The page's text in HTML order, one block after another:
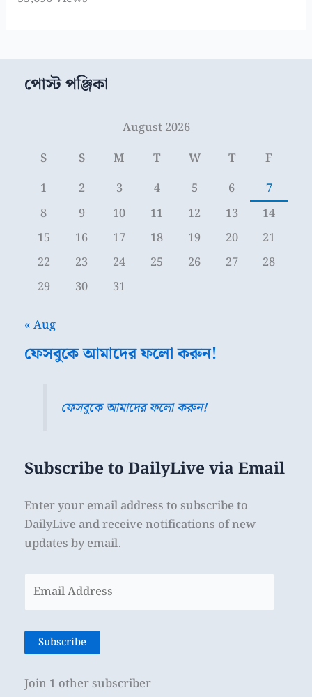
পোস্ট পঞ্জিকা
August 2026
S
S M T W T
F
1
2 3 4 5 6
7
8
9 10 11 12 13
14
15
16 17 18 19 20
21
22
23 24 25 26 27
28
29
30 31
« Aug
ফেসবুকে আমাদের ফলো করুন!
ফেসবুকে আমাদের ফলো করুন!
Subscribe to DailyLive via Email
Enter your email address to subscribe to
DailyLive and receive notifications of new
updates by email.
Address
Subscribe
Join 1 other subscriber